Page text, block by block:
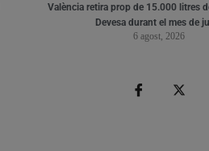
València retira prop de 15.000 litres
Devesa durant el mes de
6 agost, 2026